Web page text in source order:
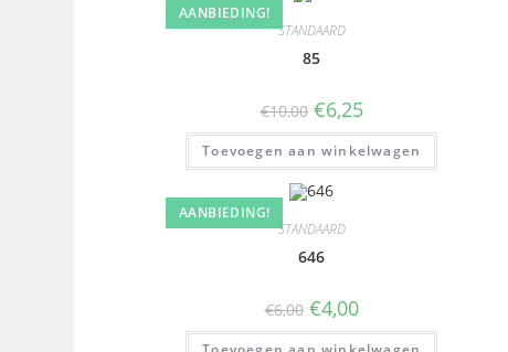
AANBIEDING!
STANDAARD
85
€10,00 €6,25
Toevoegen aan winkelwagen
AANBIEDING!
STANDAARD
646
€6,00 €4,00